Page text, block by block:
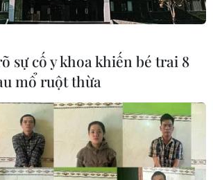
1.350 điểm tại phiên quỹ
cơ cấu danh mục
trong phiên 17/9 thanh khoản
sự cố y khoa khiến bé trai 8
mổ ruột thừa